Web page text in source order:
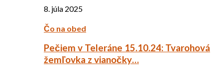
8. júla 2025
Čo na obed
Pečiem v Teleráne 15.10.24: Tvarohová
žemľovka z vianočky…